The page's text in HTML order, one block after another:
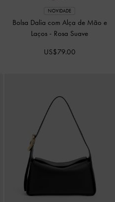
NOVIDADE
Bolsa Dalia com Alça de Mão e
Laços - Rosa Suave
US$79.00